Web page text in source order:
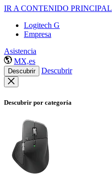
IR A CONTENIDO PRINCIPAL
Logitech G
Empresa
Asistencia
MX,es
Descubrir Descubrir
Descubrir por categoría